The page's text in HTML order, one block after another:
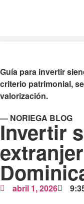
Guía para invertir
criterio patrimonial,
valorización.
— NORIEGA BLOG
Invertir
abril 1, 2026